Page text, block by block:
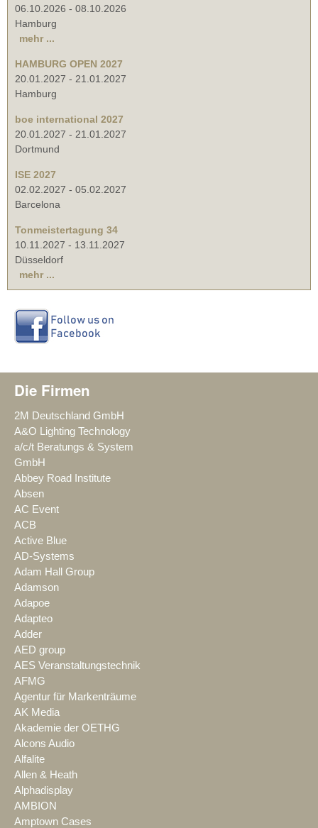
06.10.2026 - 08.10.2026
Hamburg
mehr ...
HAMBURG OPEN 2027
20.01.2027 - 21.01.2027
Hamburg
boe international 2027
20.01.2027 - 21.01.2027
Dortmund
ISE 2027
02.02.2027 - 05.02.2027
Barcelona
Tonmeistertagung 34
10.11.2027 - 13.11.2027
Düsseldorf
mehr ...
Die Firmen
2M Deutschland GmbH
A&O Lighting Technology
a/c/t Beratungs & System
GmbH
Abbey Road Institute
Absen
AC Event
ACB
Active Blue
AD-Systems
Adam Hall Group
Adamson
Adapoe
Adapteo
Adder
AED group
AES Veranstaltungstechnik
AFMG
Agentur für Markenträume
AK Media
Akademie der OETHG
Alcons Audio
Alfalite
Allen & Heath
Alphadisplay
AMBION
Amptown Cases